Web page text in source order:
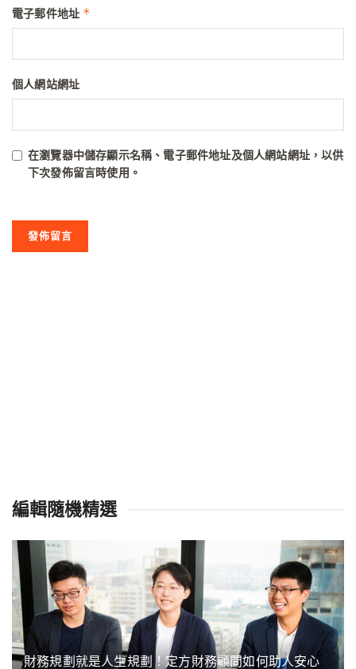
電子郵件地址 *
個人網站網址
在瀏覽器中儲存顯示名稱、電子郵件地址及個人網站網址，以供
下次發佈留言時使用。
編輯隨機精選
財務規劃就是人生規劃！定方財務顧問如何助人安心